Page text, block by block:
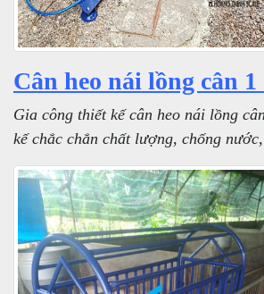
Cân heo nái lồng cân 1
Gia công thiết kế cân heo nái lồng
kế chắc chắn chất lượng, chống